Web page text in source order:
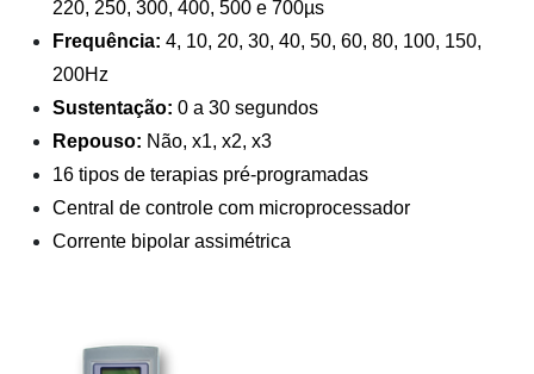
220, 250, 300, 400, 500 e 700µs
Frequência: 4, 10, 20, 30, 40, 50, 60, 80, 100, 150,
200Hz
Sustentação: 0 a 30 segundos
Repouso: Não, x1, x2, x3
16 tipos de terapias pré-programadas
Central de controle com microprocessador
Corrente bipolar assimétrica